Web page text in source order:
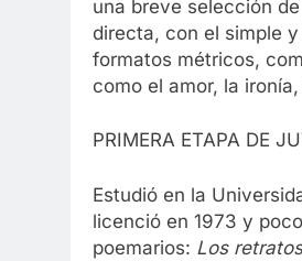
una breve selección
directa, con el simple
formatos métricos,
como el amor, la
PRIMERA ETAPA DE
Estudió en la
licenció en 1973 y
poemarios: Los retratos